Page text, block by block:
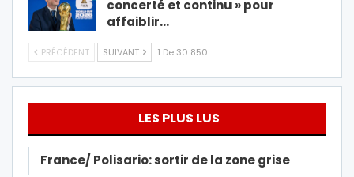
concerté et continu » pour
affaiblir…
PRÉCÉDENT SUIVANT 1 De 30 850
LES PLUS LUS
France/ Polisario: sortir de la zone grise